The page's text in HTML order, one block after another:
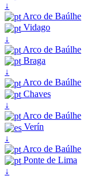
↓
Arco de Baúlhe
Vidago
↓
Arco de Baúlhe
Braga
↓
Arco de Baúlhe
Chaves
↓
Arco de Baúlhe
Verín
↓
Arco de Baúlhe
Ponte de Lima
↓